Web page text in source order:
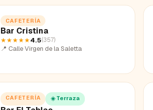
CAFETERÍA
Bar Cristina
★★★★★4.5(357)
📍 Calle Virgen de la Saletta
CAFETERÍA ☀️ Terraza